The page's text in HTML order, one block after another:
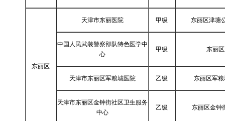
东丽区
天津市东丽医院 甲级 东丽区津塘
中国人民武装警察部队特色医学中
心
甲级 东丽
天津市东丽区军粮城医院 乙级 东丽区军
天津市东丽区金钟街社区卫生服务
中心
乙级 东丽区金钟